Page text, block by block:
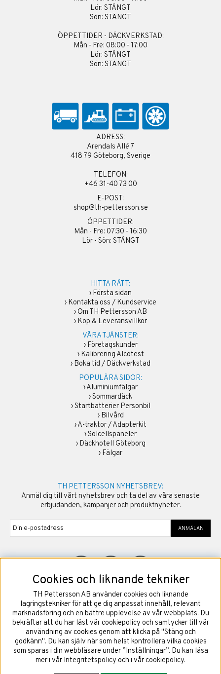
Lör: STÄNGT
Sön: STÄNGT
ÖPPETTIDER - DÄCKVERKSTAD:
Mån - Fre: 08:00 - 17:00
Lör: STÄNGT
Sön: STÄNGT
ADRESS:
Arendals Allé 7
418 79 Göteborg, Sverige
TELEFON:
+46 31-40 73 00
E-POST:
shop@th-pettersson.se
ÖPPETTIDER:
Mån - Fre: 07:30 - 16:30
Lör - Sön: STÄNGT
HITTA RÄTT:
› Första sidan
› Kontakta oss / Kundservice
› Om TH Pettersson AB
› Köp & Leveransvillkor
VÅRA TJÄNSTER:
› Företagskunder
› Kalibrering Alcotest
› Boka tid / Däckverkstad
POPULÄRA SIDOR:
›Aluminiumfälgar
›Sommardäck
›Startbatterier Personbil
› Bilvård
›A-traktor / Adapterkit
›Solcellspaneler
› Däckhotell Göteborg
› Fälgar
TH PETTERSSON NYHETSBREV:
Anmäl dig till vårt nyhetsbrev och ta del av våra senaste
erbjudanden, kampanjer och produktnyheter.
ANMÄLAN
©2026Copyright TH Pettersson AB
Cookies och liknande tekniker
TH Pettersson AB använder cookies och liknande
lagringstekniker för att ge dig anpassat innehåll, relevant
marknadsföring och en bättre upplevelse av vår webbplats. Du
bekräftar att du har läst vår cookiepolicy och samtycker till vår
användning av cookies genom att klicka på "Stäng och
godkänn". Du kan själv när som helst kontrollera vilka cookies
som sparas i din webbläsare under ”Inställningar”. Du kan läsa
mer i vår Integritetspolicy och i vår cookiepolicy.